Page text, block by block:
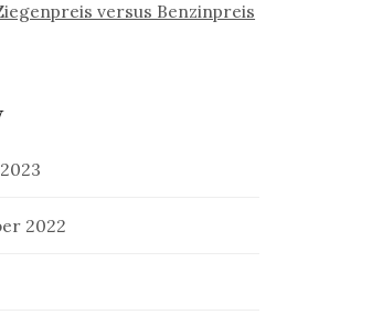
versus Benzinpreis
2022